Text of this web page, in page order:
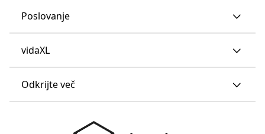
Poslovanje
vidaXL
Odkrijte več